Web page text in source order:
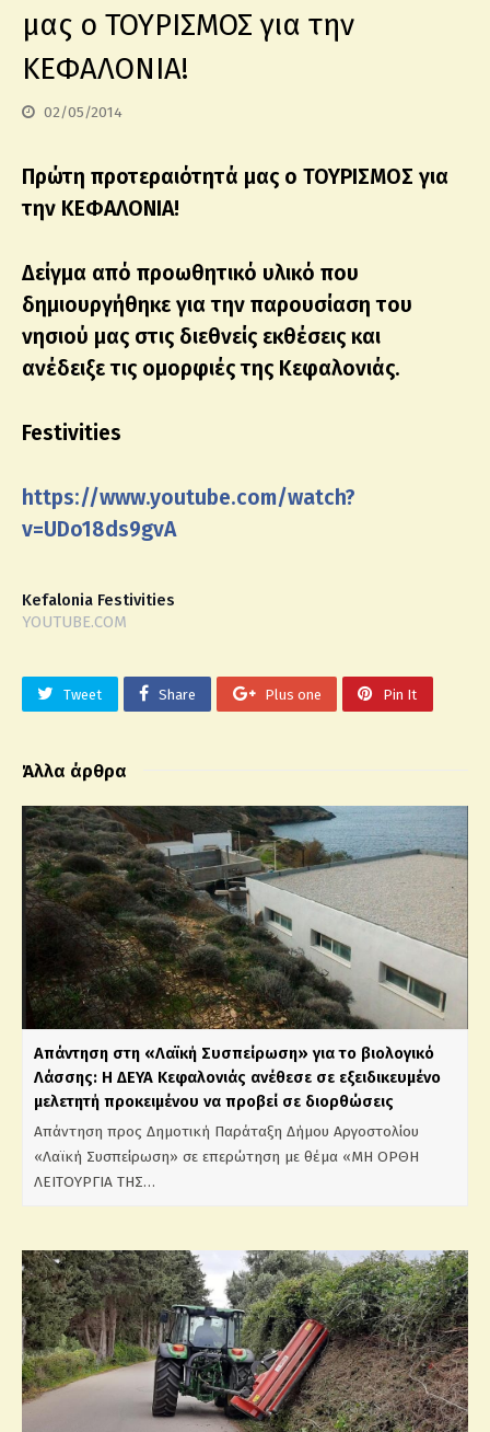
μας ο ΤΟΥΡΙΣΜΟΣ για την
ΚΕΦΑΛΟΝΙΑ!
02/05/2014
Πρώτη προτεραιότητά μας ο ΤΟΥΡΙΣΜΟΣ για
την ΚΕΦΑΛΟΝΙΑ!
Δείγμα από προωθητικό υλικό που
δημιουργήθηκε για την παρουσίαση του
νησιού μας στις διεθνείς εκθέσεις και
ανέδειξε τις ομορφιές της Κεφαλονιάς.
Festivities
https://www.youtube.com/watch?
v=UDo18ds9gvA
Kefalonia Festivities
YOUTUBE.COM
Tweet Share Plus one Pin It
Άλλα άρθρα
Απάντηση στη «Λαϊκή Συσπείρωση» για το βιολογικό
Λάσσης: Η ΔΕΥΑ Κεφαλονιάς ανέθεσε σε εξειδικευμένο
μελετητή προκειμένου να προβεί σε διορθώσεις
Απάντηση προς Δημοτική Παράταξη Δήμου Αργοστολίου
«Λαϊκή Συσπείρωση» σε επερώτηση με θέμα «ΜΗ ΟΡΘΗ
ΛΕΙΤΟΥΡΓΙΑ ΤΗΣ…